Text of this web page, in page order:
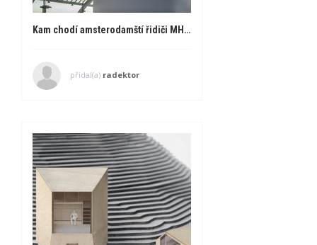
Kam chodí amsterodamští řidiči MHD na záchod?
přidal(a) radektor